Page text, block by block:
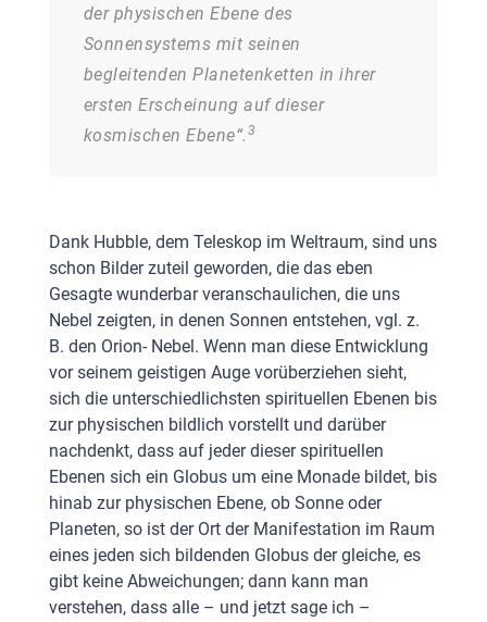
der physischen Ebene des
Sonnensystems mit seinen
begleitenden Planetenketten in ihrer
ersten Erscheinung auf dieser
kosmischen Ebene“. 3
Dank Hubble, dem Teleskop im Weltraum, sind uns
schon Bilder zuteil geworden, die das eben
Gesagte wunderbar veranschaulichen, die uns
Nebel zeigten, in denen Sonnen entstehen, vgl. z.
B. den Orion- Nebel. Wenn man diese Entwicklung
vor seinem geistigen Auge vorüberziehen sieht,
sich die unterschiedlichsten spirituellen Ebenen bis
zur physischen bildlich vorstellt und darüber
nachdenkt, dass auf jeder dieser spirituellen
Ebenen sich ein Globus um eine Monade bildet, bis
hinab zur physischen Ebene, ob Sonne oder
Planeten, so ist der Ort der Manifestation im Raum
eines jeden sich bildenden Globus der gleiche, es
gibt keine Abweichungen; dann kann man
verstehen, dass alle – und jetzt sage ich –